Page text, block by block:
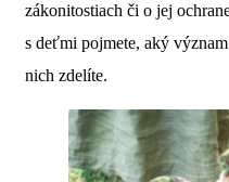
zákonitostiach či o jej
s deťmi pojmete, aký
nich zdelíte.